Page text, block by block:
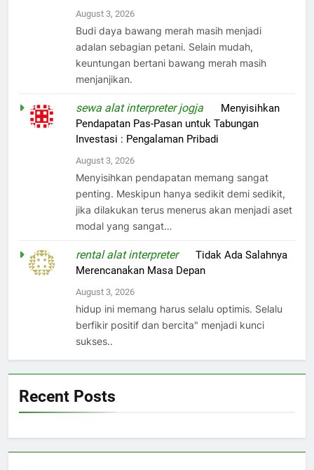
August 3, 2026
Budi daya bawang merah masih menjadi
adalan sebagian petani. Selain mudah,
keuntungan bertani bawang merah masih
menjanjikan.
sewa alat interpreter jogja
Menyisihkan
Pendapatan Pas-Pasan untuk Tabungan
Investasi : Pengalaman Pribadi
August 3, 2026
Menyisihkan pendapatan memang sangat
penting. Meskipun hanya sedikit demi sedikit,
jika dilakukan terus menerus akan menjadi aset
modal yang sangat…
rental alat interpreteronTidak Ada Salahnya
Merencanakan Masa Depan
August 3, 2026
hidup ini memang harus selalu optimis. Selalu
berfikir positif dan bercita" menjadi kunci
sukses..
Recent Posts